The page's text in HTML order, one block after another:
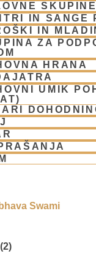
IN SANGE
IN
ZA
HRANA
UMIK
otrokom (CPT)(1)
Swami
(2)